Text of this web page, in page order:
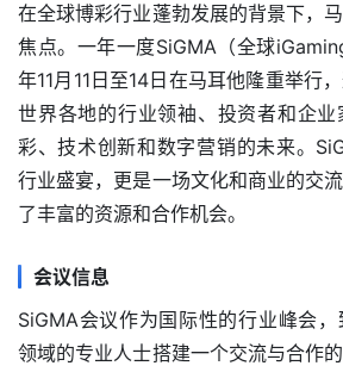
在全球博彩行业蓬勃发展的背景下，
焦点。一年一度SiGMA（全球
年11月11日至14日在马耳他隆重举行
世界各地的行业领袖、投资者和企
彩、技术创新和数字营销的未来。
行业盛宴，更是一场文化和商业的交
了丰富的资源和合作机会。
会议信息
SiGMA会议作为国际性的行业峰会
领域的专业人士搭建一个交流与合作